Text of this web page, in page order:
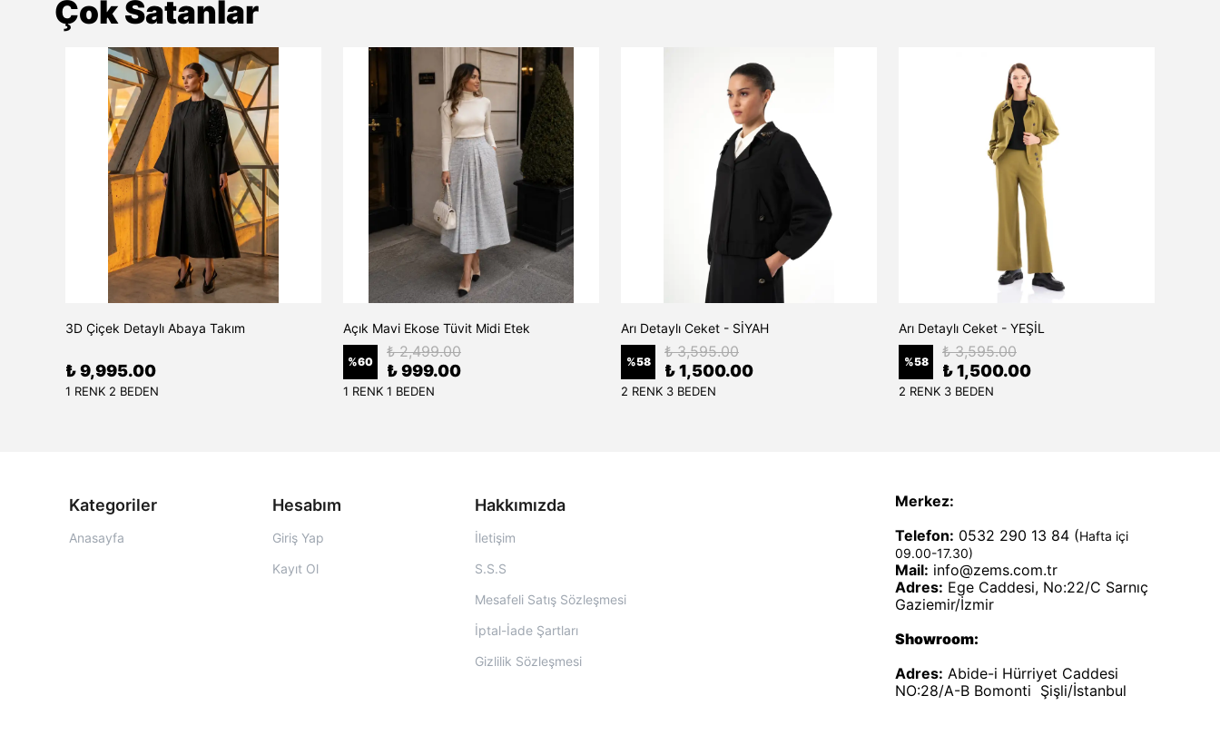
Çok Satanlar
3D Çiçek Detaylı Abaya Takım
₺ 9,995.00
1 RENK 2 BEDEN
Açık Mavi Ekose Tüvit Midi Etek
%60
₺ 2,499.00
₺ 999.00
1 RENK 1 BEDEN
Arı Detaylı Ceket - SİYAH
%58
₺ 3,595.00
₺ 1,500.00
2 RENK 3 BEDEN
Arı Detaylı Ceket - YEŞİL
%58
₺ 3,595.00
₺ 1,500.00
2 RENK 3 BEDEN
Kategoriler
Anasayfa
Hesabım
Giriş Yap
Kayıt Ol
Hakkımızda
İletişim
S.S.S
Mesafeli Satış Sözleşmesi
İptal-İade Şartları
Gizlilik Sözleşmesi
Merkez:
Telefon: 0532 290 13 84 (Hafta içi
09.00-17.30)
Mail: info@zems.com.tr
Adres: Ege Caddesi, No:22/C Sarnıç
Gaziemir/İzmir
Showroom:
Adres: Abide-i Hürriyet Caddesi
NO:28/A-B Bomonti Şişli/İstanbul